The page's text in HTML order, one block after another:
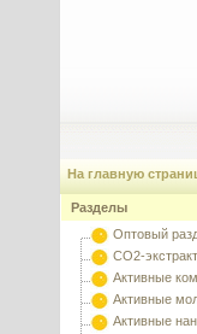
На главную
Разделы
Оптовый
CO2-
Активные
Активные
Активные